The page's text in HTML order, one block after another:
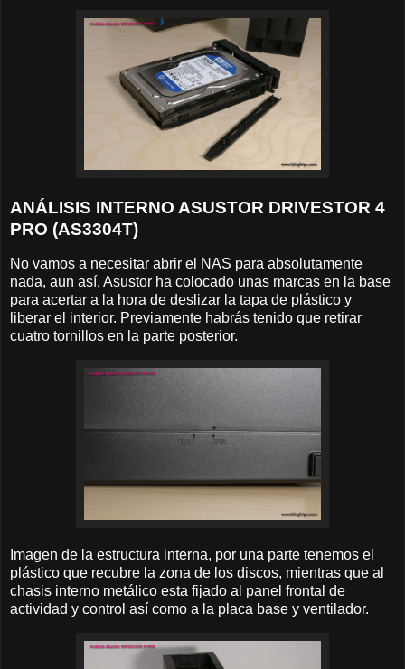
ANÁLISIS INTERNO ASUSTOR DRIVESTOR 4
PRO (AS3304T)
No vamos a necesitar abrir el NAS para absolutamente
nada, aun así, Asustor ha colocado unas marcas en la base
para acertar a la hora de deslizar la tapa de plástico y
liberar el interior. Previamente habrás tenido que retirar
cuatro tornillos en la parte posterior.
Imagen de la estructura interna, por una parte tenemos el
plástico que recubre la zona de los discos, mientras que al
chasis interno metálico esta fijado al panel frontal de
actividad y control así como a la placa base y ventilador.